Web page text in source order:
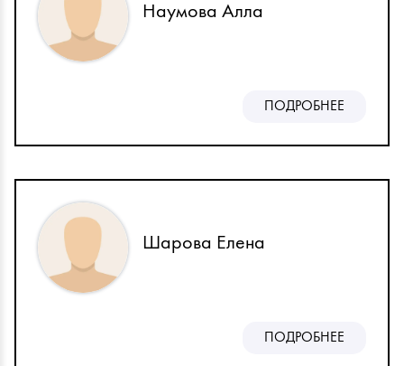
Наумова Алла
ПОДРОБНЕЕ
Шарова Елена
ПОДРОБНЕЕ